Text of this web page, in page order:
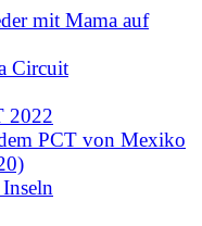
mit Mama auf
Circuit
2022
PCT von Mexiko